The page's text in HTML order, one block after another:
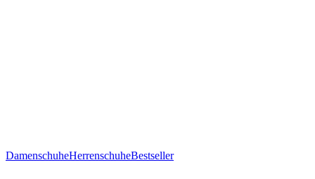
DamenschuheHerrenschuheBestseller